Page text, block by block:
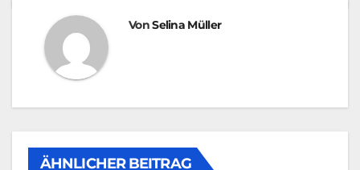
VonSelina Müller
ÄHNLICHER BEITRAG